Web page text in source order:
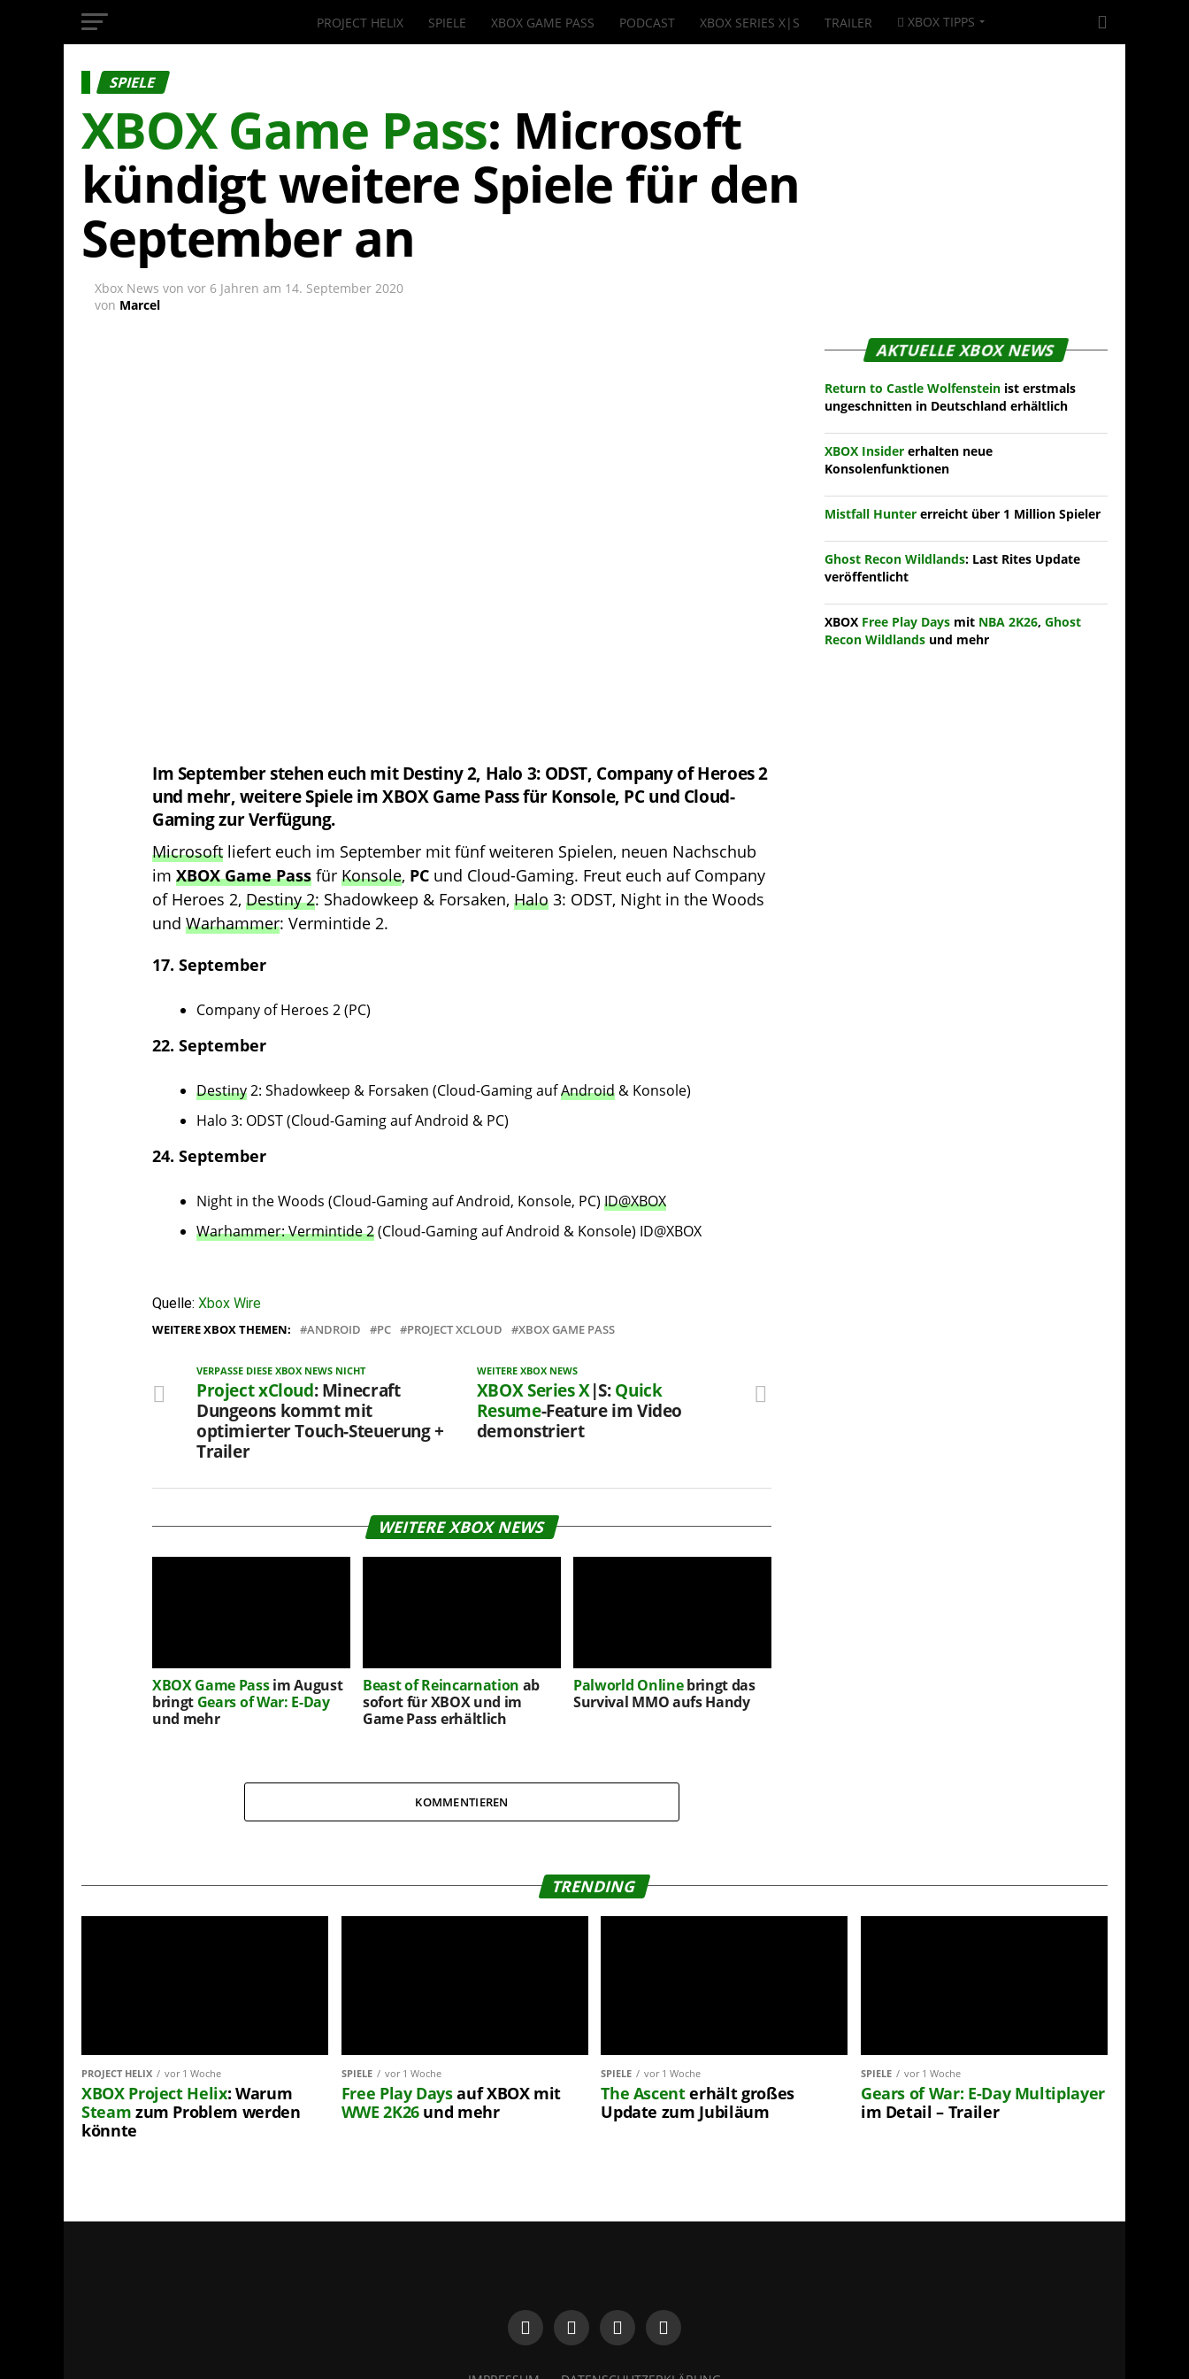
InsideXbox.de
PROJECT HELIX SPIELE XBOX GAME PASS PODCAST XBOX SERIES X|S TRAILER XBOX TIPPS
SPIELE
XBOX Game Pass: Microsoft
kündigt weitere Spiele für den
September an
Xbox News von vor 6 Jahren am 14. September 2020
von Marcel
Im September stehen euch mit Destiny 2, Halo 3: ODST, Company of Heroes 2
und mehr, weitere Spiele im XBOX Game Pass für Konsole, PC und Cloud-
Gaming zur Verfügung.
Microsoft liefert euch im September mit fünf weiteren Spielen, neuen Nachschub
im XBOX Game Pass für Konsole, PC und Cloud-Gaming. Freut euch auf Company
of Heroes 2, Destiny 2: Shadowkeep & Forsaken, Halo 3: ODST, Night in the Woods
und Warhammer: Vermintide 2.
17. September
Company of Heroes 2 (PC)
22. September
Destiny2: Shadowkeep & Forsaken (Cloud-Gaming aufAndroid & Konsole)
Halo 3: ODST (Cloud-Gaming auf Android & PC)
24. September
Night in the Woods (Cloud-Gaming auf Android, Konsole, PC) ID@XBOX
Warhammer: Vermintide 2(Cloud-Gaming auf Android & Konsole) ID@XBOX
Quelle: Xbox Wire
WEITERE XBOX THEMEN: ANDROID PC PROJECT XCLOUD XBOX GAME PASS
WEITERE XBOX NEWS
XBOX Series X|S:Quick
Resume-Feature im Video
demonstriert
VERPASSE DIESE XBOX NEWS NICHT
Project xCloud: Minecraft
Dungeons kommt mit
optimierter Touch-Steuerung +
Trailer
WEITERE XBOX NEWS
XBOX Game Passim August
bringt Gears of War: E-Day
und mehr
Beast of Reincarnation ab
sofort für XBOX und im
Game Pass erhältlich
Palworld Onlinebringt das
Survival MMO aufs Handy
KOMMENTIEREN
AKTUELLE XBOX NEWS
Return to Castle Wolfenstein ist erstmals
ungeschnitten in Deutschland erhältlich
XBOX Insider erhalten neue
Konsolenfunktionen
Mistfall Hunter erreicht über 1 Million Spieler
Ghost Recon Wildlands: Last Rites Update
veröffentlicht
XBOX Free Play Days mit NBA 2K26, Ghost
Recon Wildlands und mehr
TRENDING
PROJECT HELIX vor 1 Woche
XBOX Project Helix: Warum
Steam zum Problem werden
könnte
SPIELE vor 1 Woche
Free Play Daysauf XBOX mit
WWE 2K26und mehr
SPIELE vor 1 Woche
The Ascenterhält großes
Update zum Jubiläum
SPIELE vor 1 Woche
Gears of War: E-Day Multiplayer
im Detail – Trailer